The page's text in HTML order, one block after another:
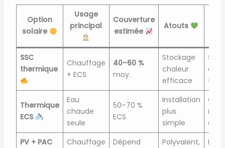
Option
solaire
Usage
principal
Couverture
estimée
Atouts
SSC
thermique
Chauffage
+ ECS
40–60 %
moy.
Stockage
chaleur
efficace
été,
€/
Thermique
ECS
Eau
chaude
seule
50–70 %
ECS
Installation
plus
simple
en
PV + PAC
Chauffage
Dépend
Polyvalent,